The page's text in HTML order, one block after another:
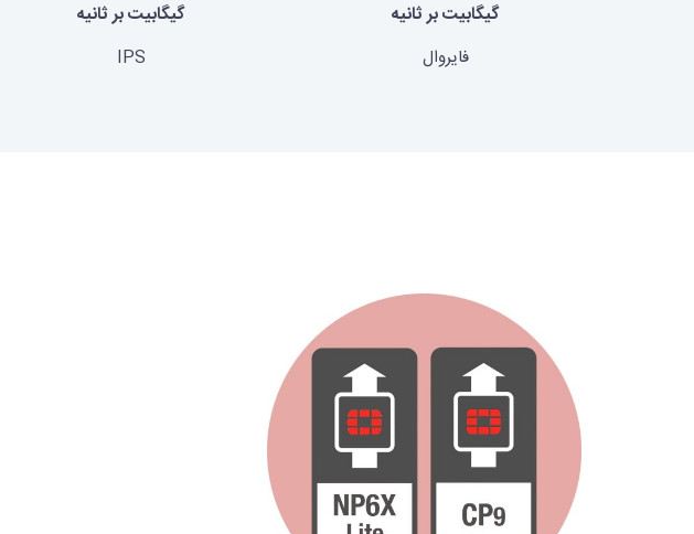
گیگابیت بر ثانیه
فایروال
گیگابیت بر ثانیه
IPS